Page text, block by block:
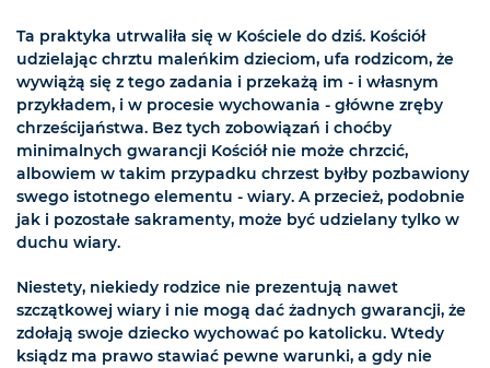
Ta praktyka utrwaliła się w Kościele do dziś. Kościół
udzielając chrztu maleńkim dzieciom, ufa rodzicom, że
wywiążą się z tego zadania i przekażą im - i własnym
przykładem, i w procesie wychowania - główne zręby
chrześcijaństwa. Bez tych zobowiązań i choćby
minimalnych gwarancji Kościół nie może chrzcić,
albowiem w takim przypadku chrzest byłby pozbawiony
swego istotnego elementu - wiary. A przecież, podobnie
jak i pozostałe sakramenty, może być udzielany tylko w
duchu wiary.
Niestety, niekiedy rodzice nie prezentują nawet
szczątkowej wiary i nie mogą dać żadnych gwarancji, że
zdołają swoje dziecko wychować po katolicku. Wtedy
ksiądz ma prawo stawiać pewne warunki, a gdy nie